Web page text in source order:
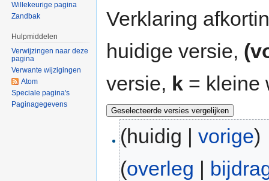
Verklaring
huidige versie,
versie, k = kleine
(huidig |vorige)
(overleg |
Willekeurige pagina
Zandbak
Hulpmiddelen
Verwijzingen naar deze
pagina
Verwante wijzigingen
Atom
Speciale pagina's
Paginagegevens